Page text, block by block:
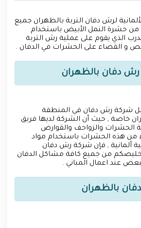
لرش دفان التربة بالظهران جميع
من حشرة النمل الأبيض باستخدام
الذي يقوم على عملية رش التربة
و القضاء على الحشرات في الدفان .
دفان بالظهران
شركة رش دفان في المنطقة
خاصة , حيث أن الشركة لديها فريق
والزواحف والقوارض
من هذه الحشرات باستخدام مواد
ألمانية , فإن شركة رش دفان
من جميع كافة مشاكل الدفان
عند اعمال المباني .
بالظهران